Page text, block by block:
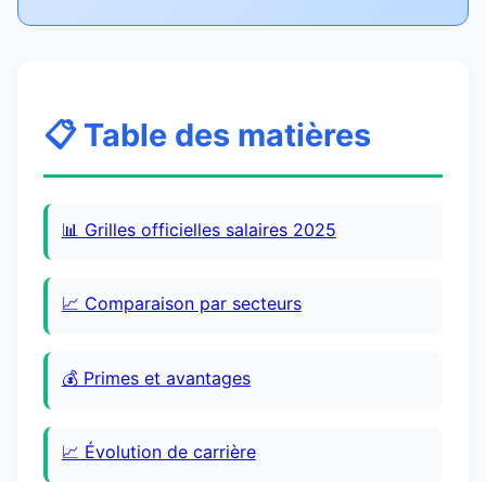
📋 Table des matières
📊 Grilles officielles salaires 2025
📈 Comparaison par secteurs
💰 Primes et avantages
📈 Évolution de carrière